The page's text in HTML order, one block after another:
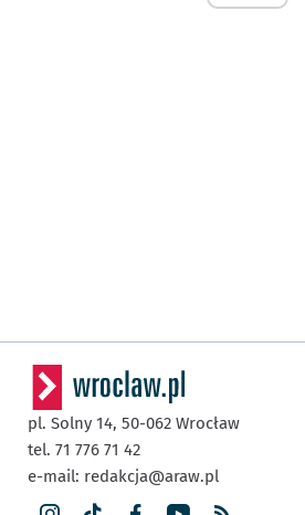
pl. Solny 14, 50-062 Wrocław
tel. 71 776 71 42
e-mail: redakcja@araw.pl